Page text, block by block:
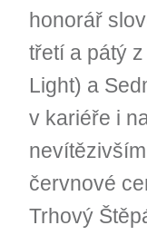
honorář
třetí a pátý
Light) a
v kariéře i
červnové
Trhový